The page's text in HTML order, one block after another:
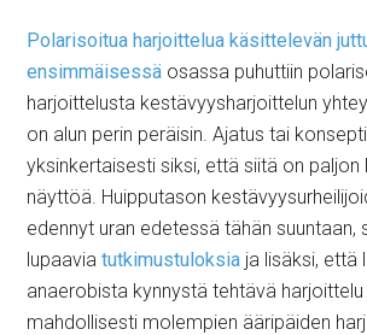
Polarisoitua harjoittelua käsittelevän
ensimmäisessä osassa puhuttiin
harjoittelusta kestävyysharjoittelun
on alun perin peräisin. Ajatus tai
yksinkertaisesti siksi, että siitä on paljon
näyttöä. Huipputason
edennyt uran edetessä tähän suuntaan,
lupaaviatutkimustuloksia ja lisäksi, että
anaerobista kynnystä tehtävä
mahdollisesti molempien ääripäiden